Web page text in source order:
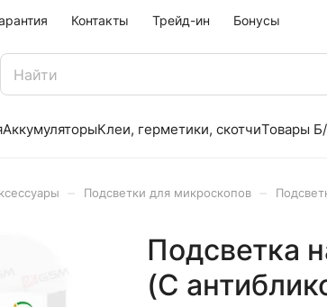
Контакты Трейд-ин Бонусы
АккумуляторыКлеи, герметики, скотчиТовары
Подсветки для микроскопов
Подсветка
(С